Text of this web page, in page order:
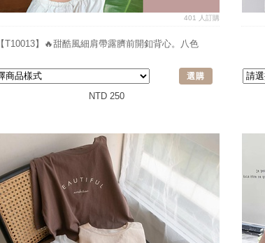
401 人訂購
【T10013】🔥甜酷風細肩帶露臍前開釦背心。八色
選購
NTD 250